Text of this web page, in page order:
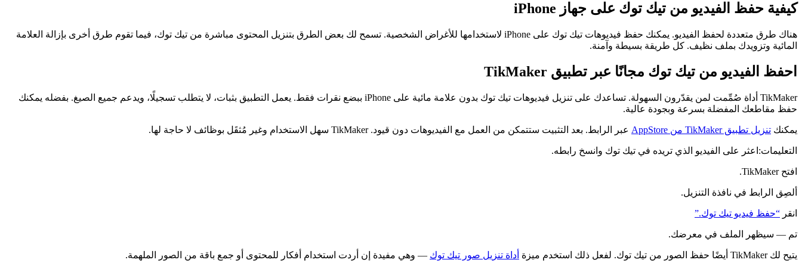
كيفية حفظ الفيديو من تيك توك على جهاز iPhone
هناك طرق متعددة لحفظ الفيديو. يمكنك حفظ فيديوهات تيك توك على iPhone لاستخدامها للأغراض الشخصية. تسمح لك بعض الطرق بتنزيل المحتوى مباشرة من تيك توك، فيما تقوم طرق أخرى بإزالة العلامة
المائية وتزويدك بملف نظيف. كل طريقة بسيطة وآمنة.
احفظ الفيديو من تيك توك مجانًا عبر تطبيق TikMaker
TikMaker أداة صُمِّمت لمن يقدّرون السهولة. تساعدك على تنزيل فيديوهات تيك توك بدون علامة مائية على iPhone ببضع نقرات فقط. يعمل التطبيق بثبات، لا يتطلب تسجيلًا، ويدعم جميع الصيغ. بفضله يمكنك
حفظ مقاطعك المفضلة بسرعة وبجودة عالية.
يمكنك تنزيل تطبيق TikMaker من AppStore عبر الرابط. بعد التثبيت ستتمكن من العمل مع الفيديوهات دون قيود. TikMaker سهل الاستخدام وغير مُثقَل بوظائف لا حاجة لها.
التعليمات: اعثر على الفيديو الذي تريده في تيك توك وانسخ رابطه.
افتح TikMaker.
ألصِق الرابط في نافذة التنزيل.
انقر “حفظ فيديو تيك توك.”
تم — سيظهر الملف في معرضك.
يتيح لك TikMaker أيضًا حفظ الصور من تيك توك. لفعل ذلك استخدم ميزة أداة تنزيل صور تيك توك — وهي مفيدة إن أردت استخدام أفكار للمحتوى أو جمع باقة من الصور الملهمة.